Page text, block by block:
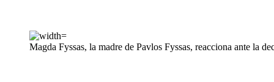
Magda Fyssas, la madre de Pavlos Fyssas, reacciona ante la